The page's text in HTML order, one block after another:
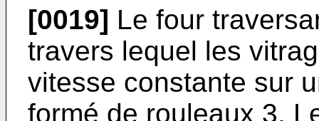
[0019] Le four
travers lequel les
vitesse constante sur
formé de rouleaux 3.